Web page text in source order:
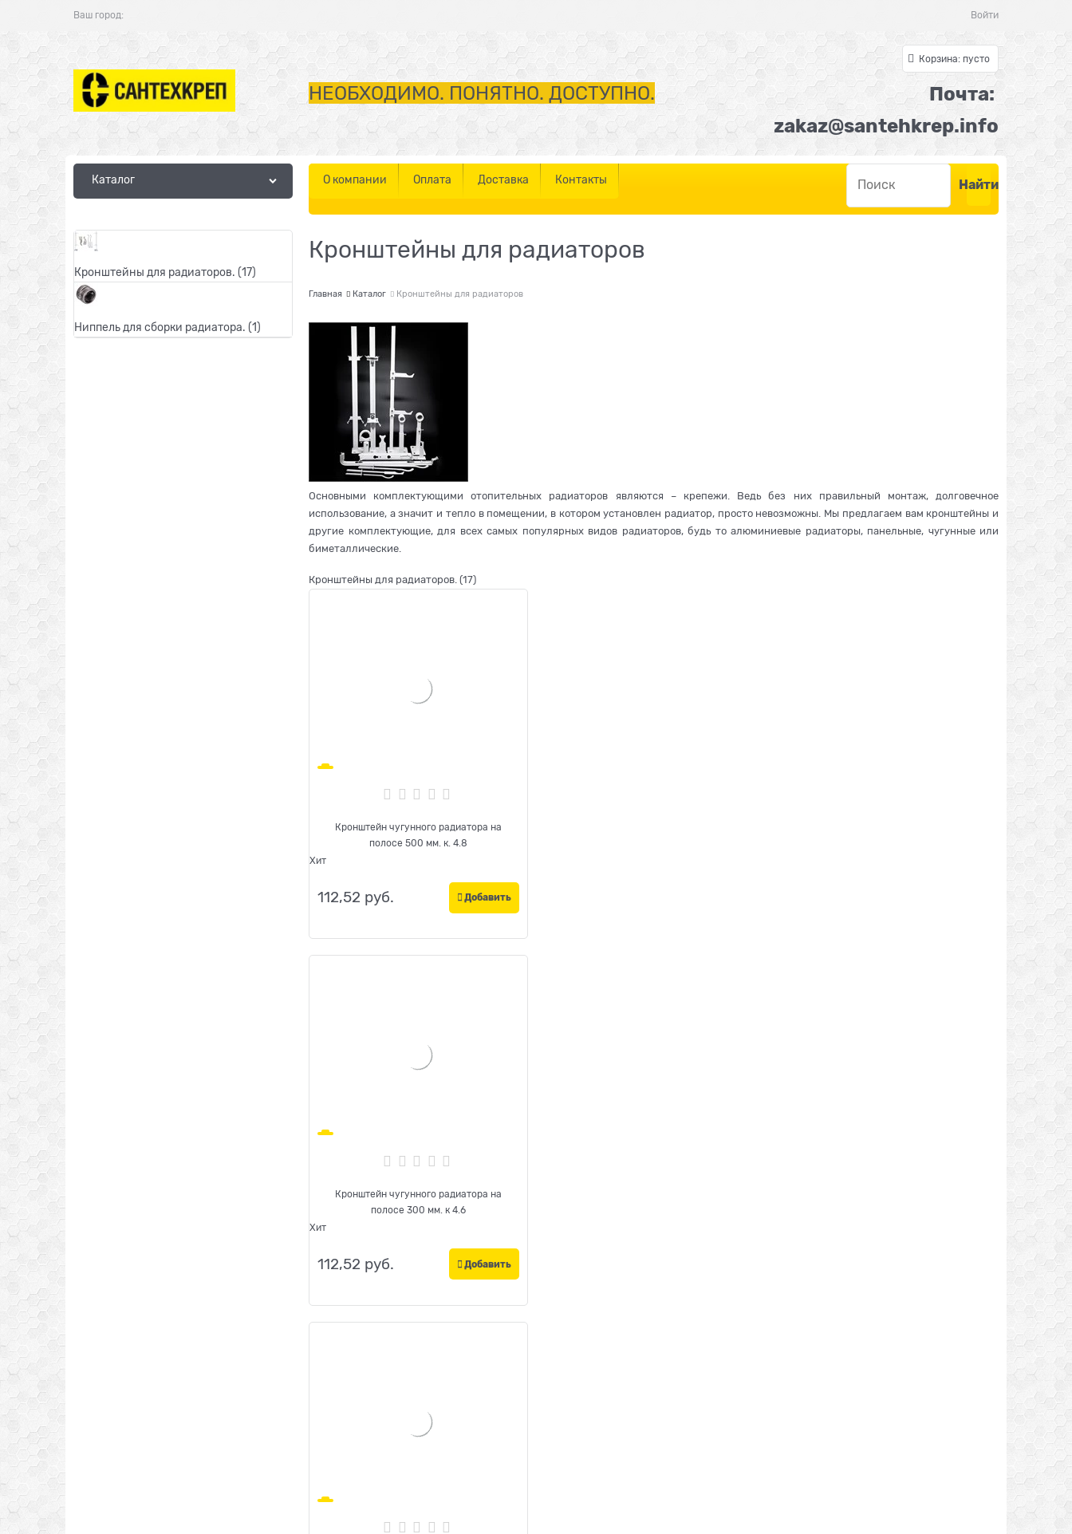
Ваш город: Войти
НЕОБХОДИМО. ПОНЯТНО. ДОСТУПНО.
Корзина: пусто
Почта:
zakaz@santehkrep.info
Каталог О компании Оплата Доставка Контакты Найти
Кронштейны для радиаторов. (17)
Ниппель для сборки радиатора. (1)
Кронштейны для радиаторов
Главная Каталог Кронштейны для радиаторов
Основными комплектующими отопительных радиаторов являются – крепежи. Ведь без них правильный монтаж, долговечное
использование, а значит и тепло в помещении, в котором установлен радиатор, просто невозможны. Мы предлагаем вам кронштейны и
другие комплектующие, для всех самых популярных видов радиаторов, будь то алюминиевые радиаторы, панельные, чугунные или
биметаллические.
Кронштейны для радиаторов. (17)
Кронштейн чугунного радиатора на
полосе 500 мм. к. 4.8
Хит
112,52 руб. Добавить
Кронштейн чугунного радиатора на
полосе 300 мм. к 4.6
Хит
112,52 руб. Добавить